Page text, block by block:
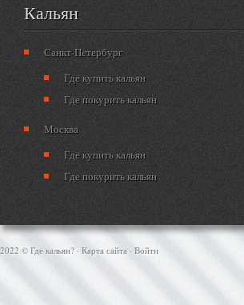
Кальян
Cанкт-Петербург
Где купить кальян
Где покурить кальян
Москва
Где купить кальян
Где покурить кальян
2022 © Где кальян? · Карта сайта · Войти